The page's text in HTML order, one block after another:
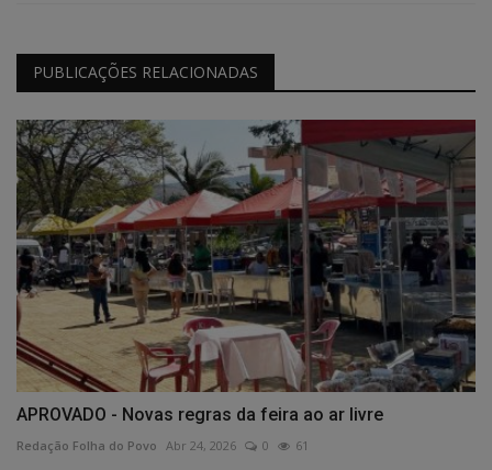
PUBLICAÇÕES RELACIONADAS
APROVADO - Novas regras da feira ao ar livre
Redação Folha do Povo Abr 24, 2026 0 61